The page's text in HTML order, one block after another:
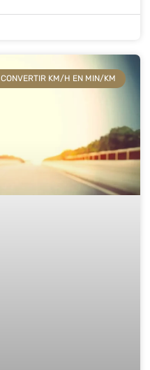
CONVERTIR KM/H EN MIN/KM